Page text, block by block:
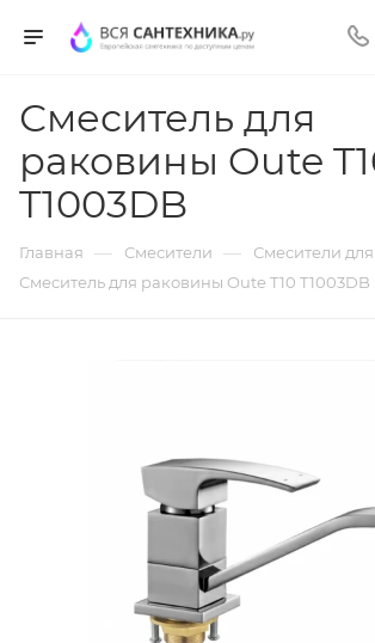
Смеситель для
раковины Oute
T1003DB
Главная — Смесители — Смесители
Смеситель для раковины Oute T10 T1003DB